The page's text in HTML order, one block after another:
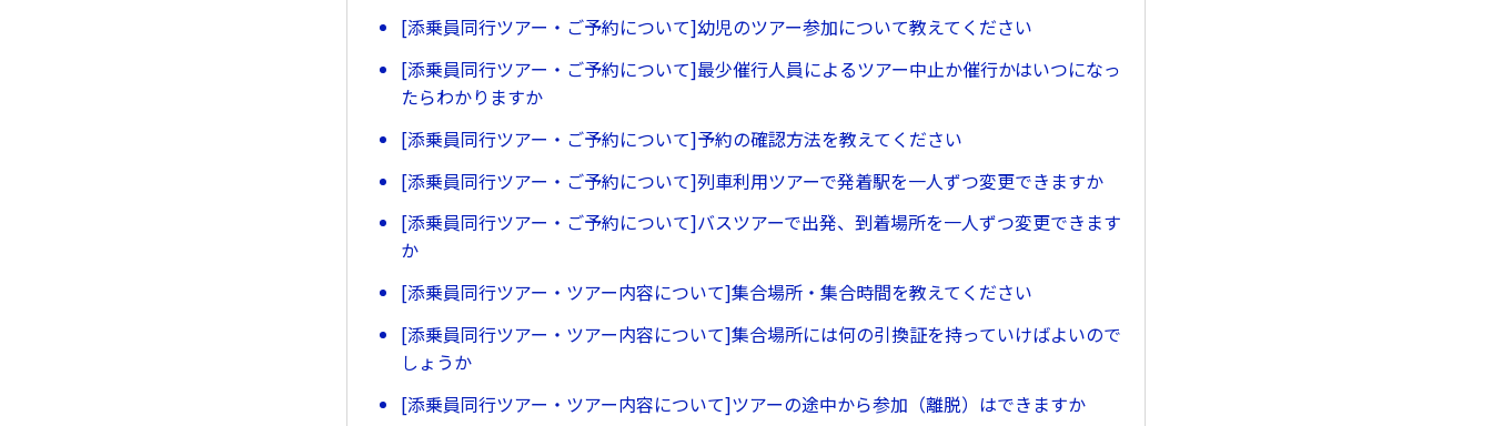
[添乗員同行ツアー・ご予約について]幼児のツアー参加について教えてください
[添乗員同行ツアー・ご予約について]最少催行人員によるツアー中止か催行かはいつになっ
たらわかりますか
[添乗員同行ツアー・ご予約について]予約の確認方法を教えてください
[添乗員同行ツアー・ご予約について]列車利用ツアーで発着駅を一人ずつ変更できますか
[添乗員同行ツアー・ご予約について]バスツアーで出発、到着場所を一人ずつ変更できます
か
[添乗員同行ツアー・ツアー内容について]集合場所・集合時間を教えてください
[添乗員同行ツアー・ツアー内容について]集合場所には何の引換証を持っていけばよいので
しょうか
[添乗員同行ツアー・ツアー内容について]ツアーの途中から参加（離脱）はできますか